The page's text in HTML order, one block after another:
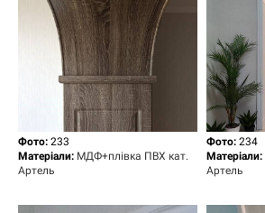
Фото: 233
Матеріали: МДФ+плівка ПВХ кат.
Артель
Фото: 234
Матеріали:
Артель